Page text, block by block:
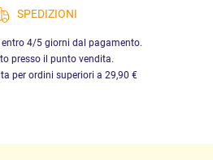
SPEDIZIONI
4/5 giorni dal pagamento.
presso il punto vendita.
per ordini superiori a 29,90 €